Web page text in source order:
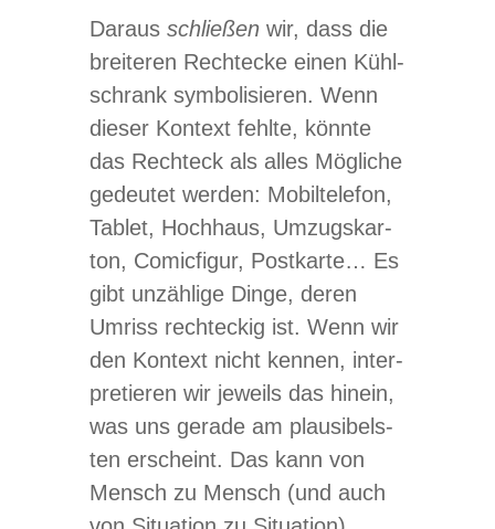
Dar­aus schlie­ßenwir, dass die
brei­te­ren Recht­ecke einen Kühl­
schrank sym­bo­li­sie­ren. Wenn
die­ser Kon­text fehlte, könnte
das Recht­eck als alles Mög­li­che
gedeu­tet wer­den: Mobil­te­le­fon,
Tablet, Hoch­haus, Umzugs­kar­
ton, Comic­fi­gur, Post­karte… Es
gibt unzäh­lige Dinge, deren
Umriss recht­eckig ist. Wenn wir
den Kon­text nicht ken­nen, inter­
pre­tie­ren wir jeweils das hin­ein,
was uns gerade am plau­si­bels­
ten erscheint. Das kann von
Mensch zu Mensch (und auch